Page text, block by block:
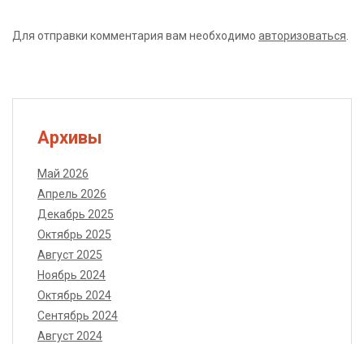
Для отправки комментария вам необходимо авторизоваться
Архивы
Май 2026
Апрель 2026
Декабрь 2025
Октябрь 2025
Август 2025
Ноябрь 2024
Октябрь 2024
Сентябрь 2024
Август 2024